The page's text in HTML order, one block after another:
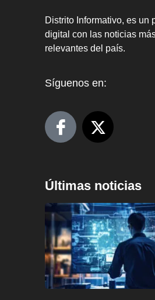
Distrito Informativo, es un
digital con las noticias
relevantes del país.
Síguenos en:
Últimas noticias